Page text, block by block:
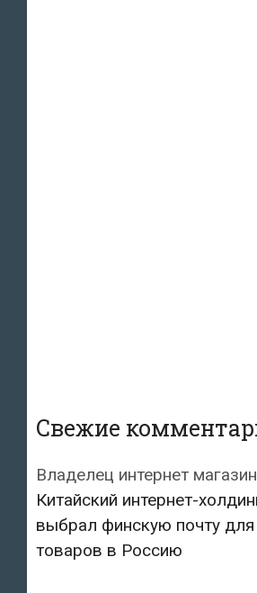
Свежие
Владелец интернет
Китайский интернет-
выбрал финскую почту для
товаров в Россию